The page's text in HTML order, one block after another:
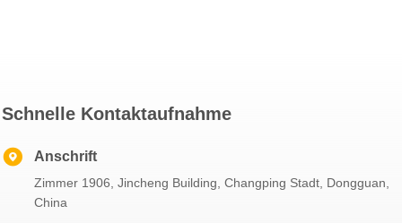
Schnelle Kontaktaufnahme
Anschrift
Zimmer 1906, Jincheng Building, Changping Stadt, Dongguan,
China